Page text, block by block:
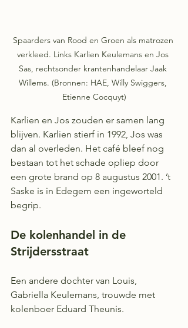
Spaarders van Rood en Groen als matrozen
verkleed. Links Karlien Keulemans en Jos
Sas, rechtsonder krantenhandelaar Jaak
Willems. (Bronnen: HAE, Willy Swiggers,
Etienne Cocquyt)
Karlien en Jos zouden er samen lang
blijven. Karlien stierf in 1992, Jos was
dan al overleden. Het café bleef nog
bestaan tot het schade opliep door
een grote brand op 8 augustus 2001. ’t
Saske is in Edegem een ingeworteld
begrip.
De kolenhandel in de
Strijdersstraat
Een andere dochter van Louis,
Gabriella Keulemans, trouwde met
kolenboer Eduard Theunis.